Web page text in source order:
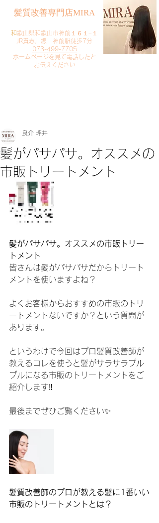
​髪質改善専門店MIRA
​和歌山県和歌山市神前１６１−１
JR貴志川線 神前駅徒歩7分
073-499-7705
​ホームページを見て電話したと
お伝えください
髪がパサパサ。オススメの
市販トリートメント
良介 坪井
髪がパサパサ。オススメの市販トリー
トメント
皆さんは髪がパサパサだからトリート
メントを使いますよね？
よくお客様からおすすめの市販のトリ
ートメントないですか？という質問が
あります。
というわけで今回はプロ髪質改善師が
教えるコレを使うと髪がサラサラプル
プルになる市販のトリートメントをご
紹介します‼️
最後までぜひご覧ください✨
髪質改善師のプロが教える髪に1番いい
市販のトリートメントとは？